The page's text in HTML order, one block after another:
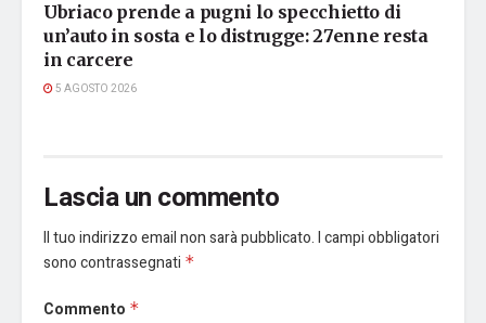
Ubriaco prende a pugni lo specchietto di
un’auto in sosta e lo distrugge: 27enne resta
in carcere
5 AGOSTO 2026
Lascia un commento
Il tuo indirizzo email non sarà pubblicato.I campi obbligatori
sono contrassegnati *
Commento *